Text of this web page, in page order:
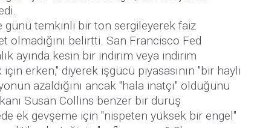
günü temkinli bir ton sergileyerek faiz
olmadığını belirtti. San Francisco Fed
ayında kesin bir indirim veya indirim
erken," diyerek işgücü piyasasının "bir hayli
azaldığını ancak "hala inatçı" olduğunu
Susan Collins benzer bir duruş
ek gevşeme için "nispeten yüksek bir engel"